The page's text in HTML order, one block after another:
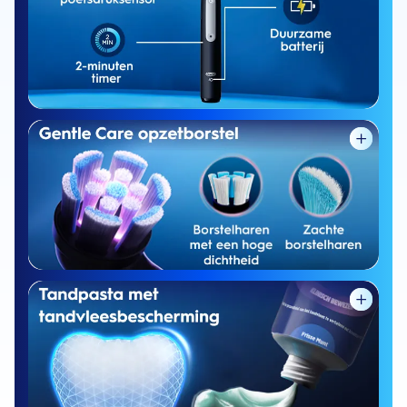
100% schonere tanden* en langdurige
verzorging voor gevoelige tanden
4.000 ultradunne
en zachte borstelharen, ontworpen om
langs de tandvleesrand